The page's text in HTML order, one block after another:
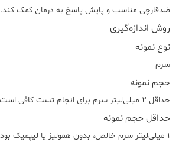
ضدقارچی مناسب و پایش پاسخ به درمان کمک کند.
روش اندازه‌گیری
نوع نمونه
سرم
حجم نمونه
حداقل ۲ میلی‌لیتر سرم برای انجام تست کافی است.
حداقل حجم نمونه
۱ میلی‌لیتر سرم خالص، بدون همولیز یا لیپمیک بودن